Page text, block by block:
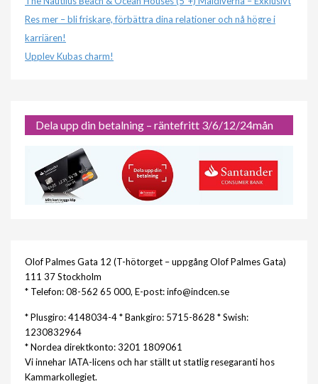
Res mer – bli friskare, förbättra dina relationer och nå högre i
karriären!
Upplev Kubas charm!
Dela upp din betalning – räntefritt 3/6/12/24mån
Olof Palmes Gata 12 (T-hötorget – uppgång Olof Palmes Gata)
111 37 Stockholm
* Telefon: 08-562 65 000, E-post: info@indcen.se
* Plusgiro: 4148034-4 * Bankgiro: 5715-8628 * Swish:
1230832964
* Nordea direktkonto: 3201 1809061
Vi innehar IATA-licens och har ställt ut statlig resegaranti hos
Kammarkollegiet.